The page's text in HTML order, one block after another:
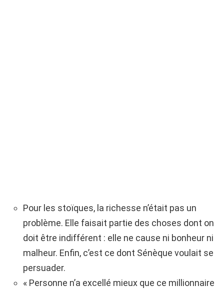
Pour les stoïques, la richesse n’était pas un
problème. Elle faisait partie des choses dont on
doit être indifférent : elle ne cause ni bonheur ni
malheur. Enfin, c’est ce dont Sénèque voulait se
persuader.
« Personne n’a excellé mieux que ce millionnaire